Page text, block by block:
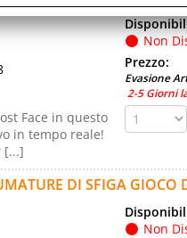
Face in questo
in tempo reale!
[...]
Non
Prezzo:
Evasione
2-5 Giorni
DI SFIGA GIOCO
Non